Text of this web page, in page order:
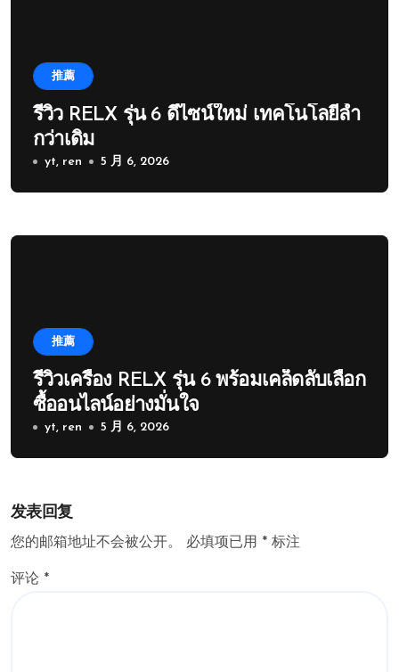
推薦
รีวิว RELX รุ่น 6 ดีไซน์ใหม่ เทคโนโลยีล้ำ
กว่าเดิม
yt, ren 5 月 6, 2026
推薦
รีวิวเครื่อง RELX รุ่น 6 พร้อมเคล็ดลับเลือก
ซื้ออนไลน์อย่างมั่นใจ
yt, ren 5 月 6, 2026
发表回复
您的邮箱地址不会被公开。 必填项已用 * 标注
评论 *